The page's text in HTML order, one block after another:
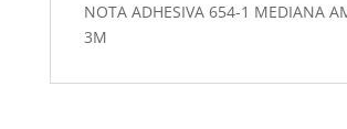
NOTA ADHESIVA 654-1 MEDIANA
3M